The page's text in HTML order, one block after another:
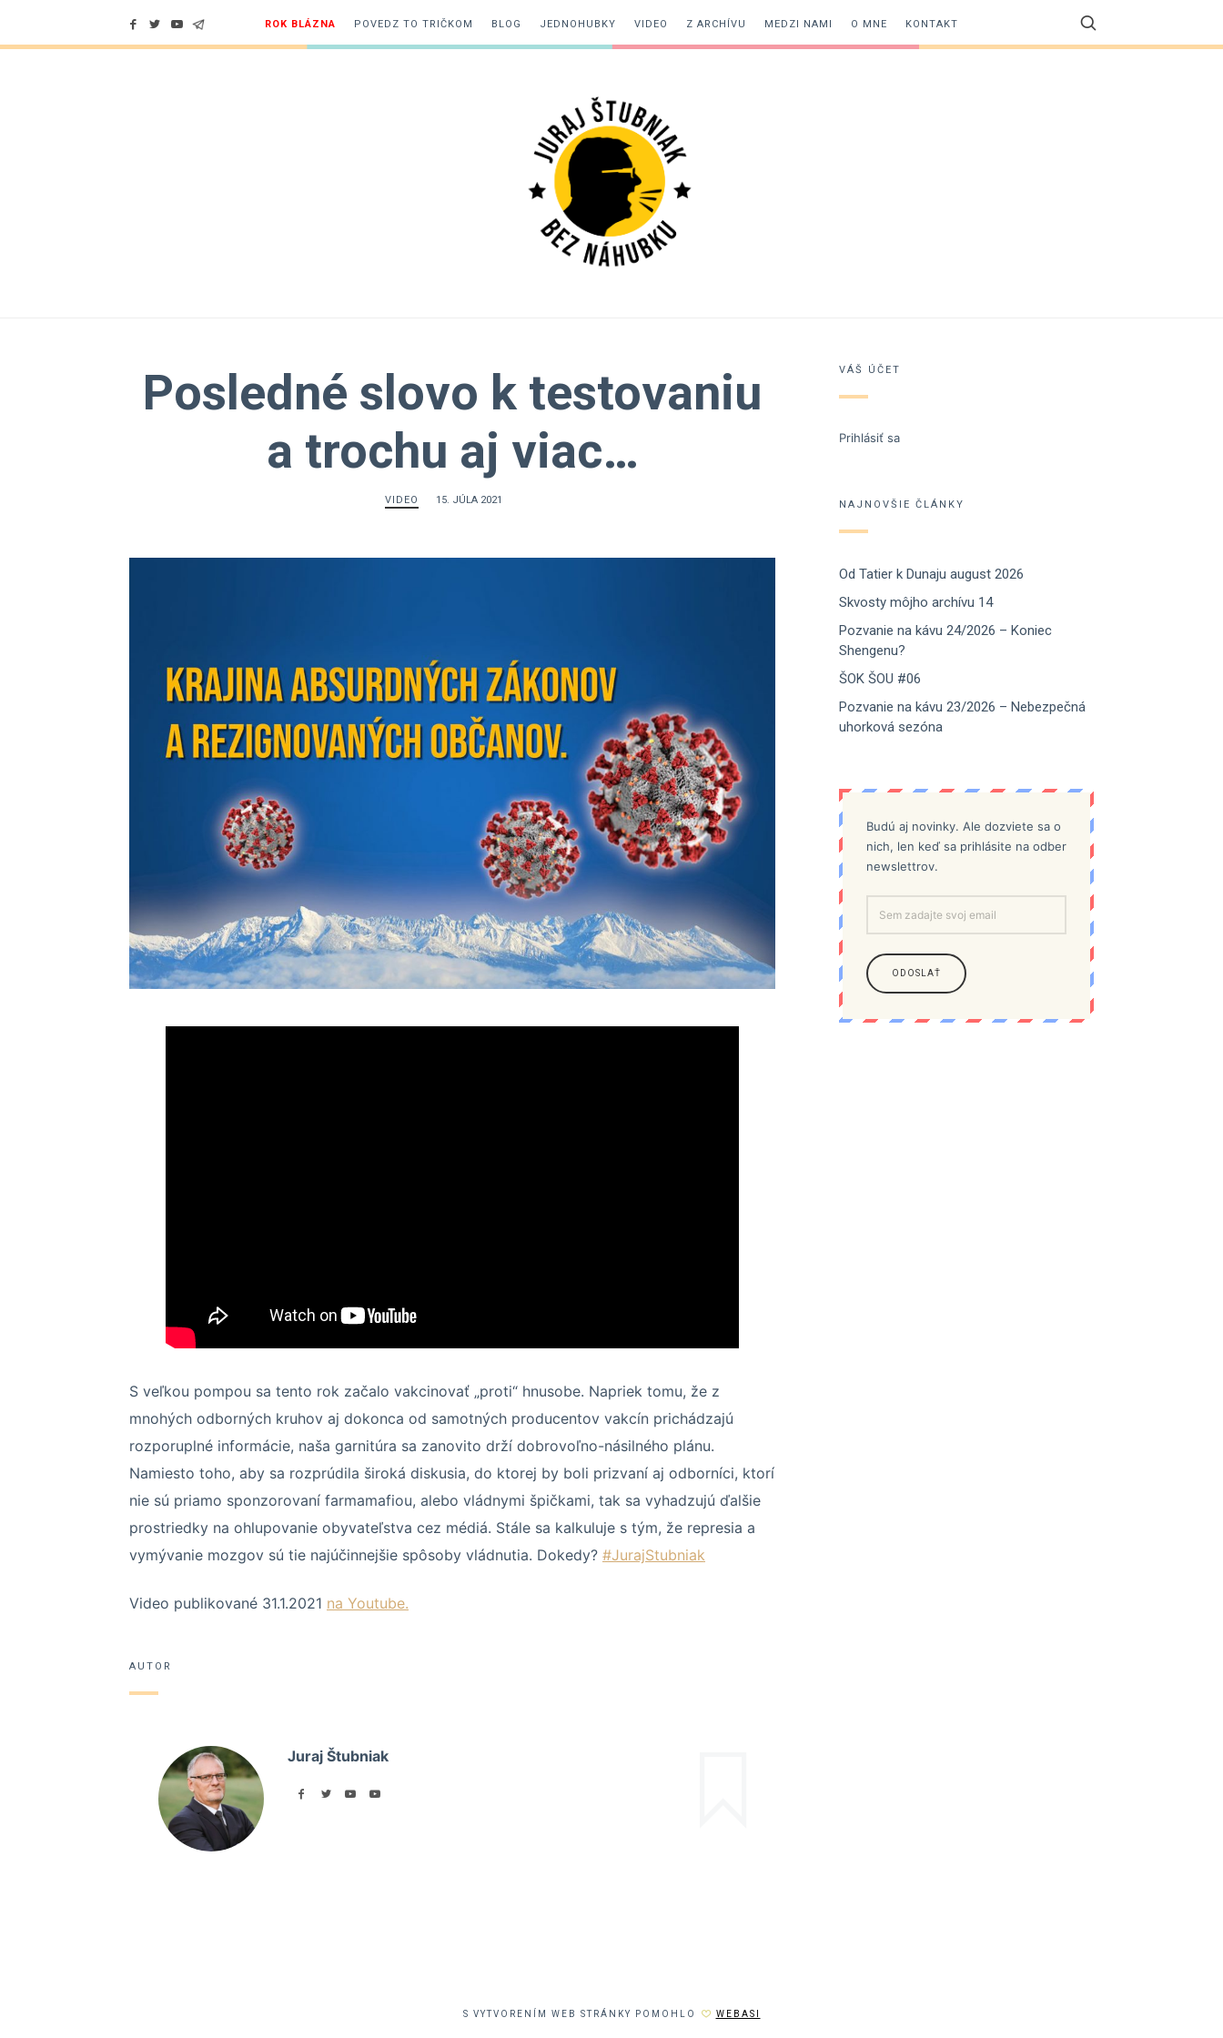
ROK BLÁZNA POVEDZ TO TRIČKOM BLOG JEDNOHUBKY VIDEO Z ARCHÍVU MEDZI NAMI O MNE KONTAKT
Juraj
Štubniak
Posledné slovo k testovaniu
a trochu aj viac…
VIDEO 15. JÚLA 2021
S veľkou pompou sa tento rok začalo vakcinovať „proti“ hnusobe. Napriek tomu, že z
mnohých odborných kruhov aj dokonca od samotných producentov vakcín prichádzajú
rozporuplné informácie, naša garnitúra sa zanovito drží dobrovoľno-násilného plánu.
Namiesto toho, aby sa rozprúdila široká diskusia, do ktorej by boli prizvaní aj odborníci, ktorí
nie sú priamo sponzorovaní farmamafiou, alebo vládnymi špičkami, tak sa vyhadzujú ďalšie
prostriedky na ohlupovanie obyvateľstva cez médiá. Stále sa kalkuluje s tým, že represia a
vymývanie mozgov sú tie najúčinnejšie spôsoby vládnutia. Dokedy? #JurajStubniak
Video publikované 31.1.2021 na Youtube.
AUTOR
Juraj Štubniak
VÁŠ ÚČET
Prihlásiť sa
NAJNOVŠIE ČLÁNKY
Od Tatier k Dunaju august 2026
Skvosty môjho archívu 14
Pozvanie na kávu 24/2026 – Koniec
Shengenu?
ŠOK ŠOU #06
Pozvanie na kávu 23/2026 – Nebezpečná
uhorková sezóna
Budú aj novinky. Ale dozviete sa o
nich, len keď sa prihlásite na odber
newslettrov.
S VYTVORENÍM WEB STRÁNKY POMOHLO WEBASI